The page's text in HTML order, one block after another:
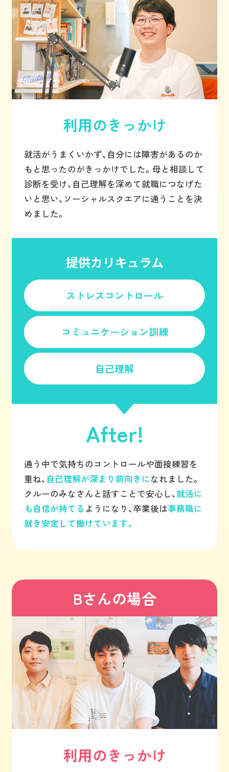
利用のきっかけ
就活がうまくいかず、自分には障害があるのか
もと思ったのがきっかけでした。母と相談して
診断を受け、自己理解を深めて就職につなげた
いと思い、ソーシャルスクエアに通うことを決
めました。
提供カリキュラム
ストレスコントロール
コミュニケーション訓練
自己理解
After!
通う中で気持ちのコントロールや面接練習を
重ね、 自己理解が深まり前向きになれました。
クルーのみなさんと話すことで安心し、就活に
も自信が持てる ようになり、卒業後は事務職に
就き安定して働けています。
Bさんの場合
利用のきっかけ